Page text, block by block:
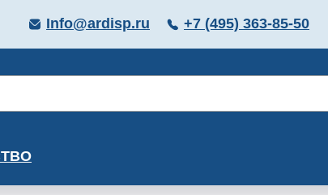
+7 (495) 363-85-50
Info@ardisp.ru